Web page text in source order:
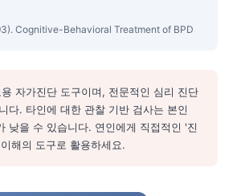
Cognitive-Behavioral Treatment of BPD
자가진단 도구이며, 전문적인 심리 진단
다. 타인에 대한 관찰 기반 검사는 본인
낮을 수 있습니다. 연인에게 직접적인 '진
해의 도구로 활용하세요.